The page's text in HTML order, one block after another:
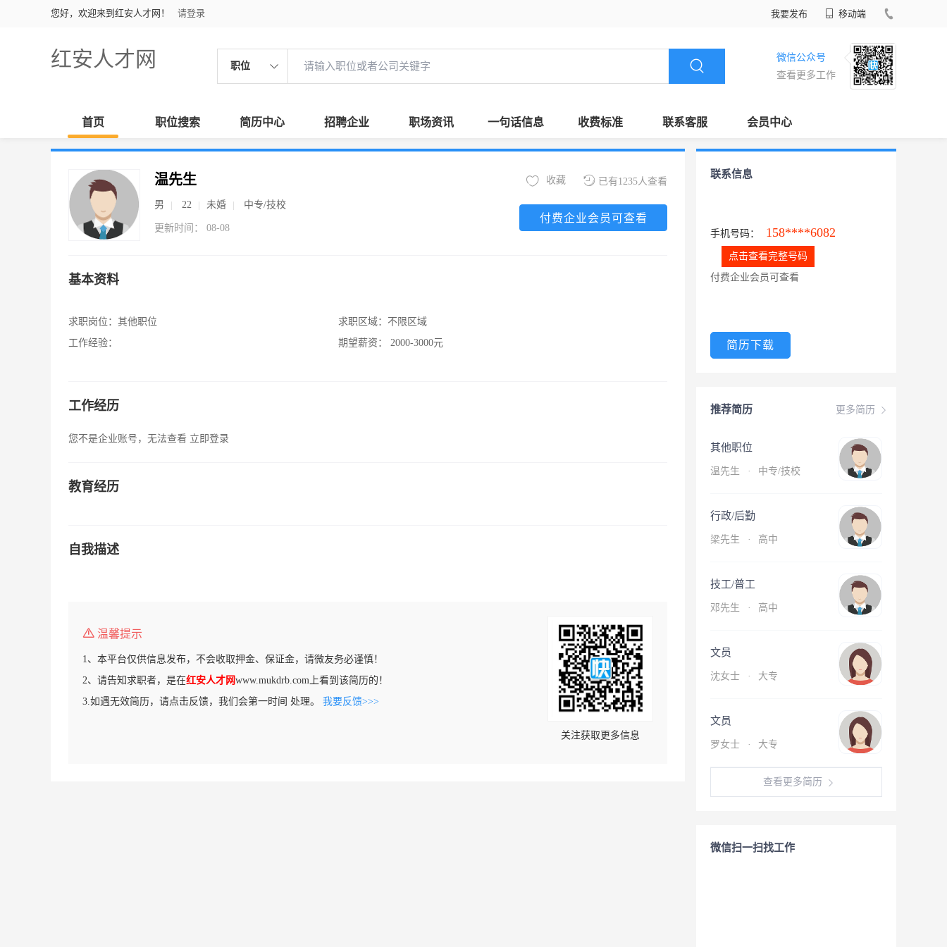
您好，欢迎来到红安人才网！ 请登录 我要发布 移动端
红安人才网 职位
微信公众号
查看更多工作
首页 职位搜索 简历中心 招聘企业 职场资讯 一句话信息 收费标准 联系客服 会员中心
温先生
男 22 未婚 中专/技校
更新时间： 08-08
已有1235人查看
收藏
付费企业会员可查看
基本资料
求职岗位： 其他职位
工作经验：
求职区域： 不限区域
期望薪资：
2000-3000元
工作经历
您不是企业账号，无法查看 立即登录
教育经历
自我描述
温馨提示
1、本平台仅供信息发布，不会收取押金、保证金，请微友务必谨慎！
2、请告知求职者，是在红安人才网www.mukdrb.com上看到该简历的！
3.如遇无效简历，请点击反馈，我们会第一时间 处理。 我要反馈>>>
关注获取更多信息
联系信息
手机号码： 158****6082
点击查看完整号码
付费企业会员可查看
简历下载
更多简历
推荐简历
其他职位
温先生 · 中专/技校
行政/后勤
梁先生 · 高中
技工/普工
邓先生 · 高中
文员
沈女士 · 大专
文员
罗女士 · 大专
查看更多简历
微信扫一扫找工作